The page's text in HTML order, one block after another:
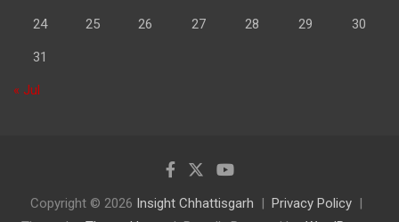
24 25 26 27 28 29 30
31
« Jul
Copyright © 2026 Insight Chhattisgarh
Privacy Policy